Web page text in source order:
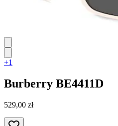
+1
Burberry BE4411D
529,00 zł